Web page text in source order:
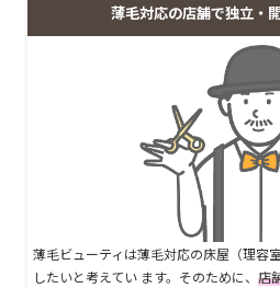
薄毛対応の店舗で独立・
薄毛ビューティは薄毛対応の床屋（理容
したいと考えてい ます。そのために、 店